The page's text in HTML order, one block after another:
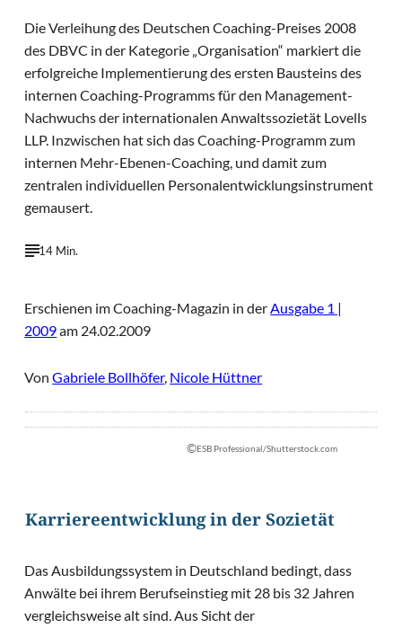
Die Verleihung des Deutschen Coaching-Preises 2008
des DBVC in der Kategorie „Organisation“ markiert die
erfolgreiche Implementierung des ersten Bausteins des
internen Coaching-Programms für den Management-
Nachwuchs der internationalen Anwaltssozietät Lovells
LLP. Inzwischen hat sich das Coaching-Programm zum
internen Mehr-Ebenen-Coaching, und damit zum
zentralen individuellen Personalentwicklungsinstrument
gemausert.
14 Min.
Erschienen im Coaching-Magazin in derAusgabe 1 |
2009am 24.02.2009
VonGabriele Bollhöfer, Nicole Hüttner
©ESB Professional/Shutterstock.com
Karriereentwicklung in der Sozietät
Das Ausbildungssystem in Deutschland bedingt, dass
Anwälte bei ihrem Berufseinstieg mit 28 bis 32 Jahren
vergleichsweise alt sind. Aus Sicht der